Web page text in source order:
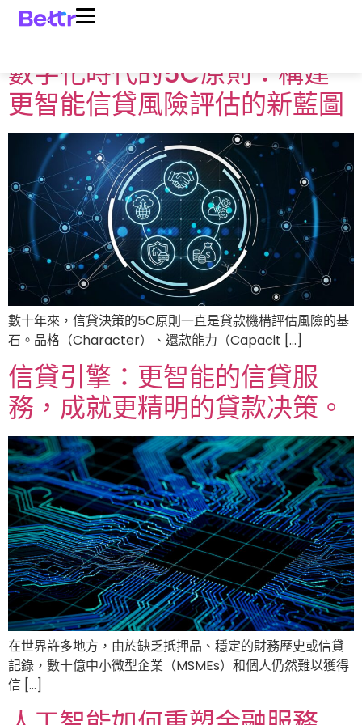
Product:
數字化時代的5C原則：構建
更智能信貸風險評估的新藍圖
數十年來，信貸決策的5C原則一直是貸款機構評估風險的基
石。品格（Character）、還款能力（Capacit […]
信貸引擎：更智能的信貸服
務，成就更精明的貸款决策。
在世界許多地方，由於缺乏抵押品、穩定的財務歷史或信貸
記錄，數十億中小微型企業（MSMEs）和個人仍然難以獲得
信 […]